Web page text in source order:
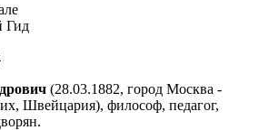
Гид
(28.03.1882, город Москва -
Швейцария), философ, педагог,